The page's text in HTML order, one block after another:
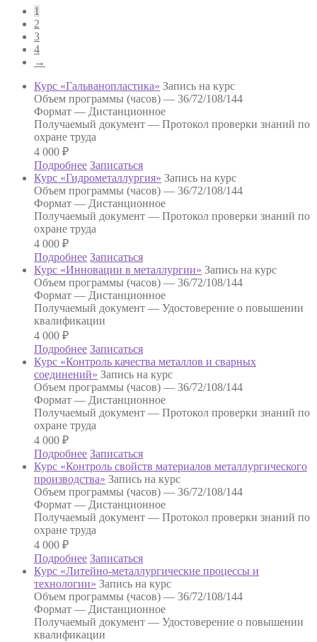
1
2
3
4
→
Курс «Гальванопластика» Запись на курс
Объем программы (часов) — 36/72/108/144
Формат — Дистанционное
Получаемый документ — Протокол проверки знаний по
охране труда
4 000 ₽
Подробнее Записаться
Курс «Гидрометаллургия» Запись на курс
Объем программы (часов) — 36/72/108/144
Формат — Дистанционное
Получаемый документ — Протокол проверки знаний по
охране труда
4 000 ₽
Подробнее Записаться
Курс «Инновации в металлургии» Запись на курс
Объем программы (часов) — 36/72/108/144
Формат — Дистанционное
Получаемый документ — Удостоверение о повышении
квалификации
4 000 ₽
Подробнее Записаться
Курс «Контроль качества металлов и сварных
соединений» Запись на курс
Объем программы (часов) — 36/72/108/144
Формат — Дистанционное
Получаемый документ — Протокол проверки знаний по
охране труда
4 000 ₽
Подробнее Записаться
Курс «Контроль свойств материалов металлургического
производства» Запись на курс
Объем программы (часов) — 36/72/108/144
Формат — Дистанционное
Получаемый документ — Протокол проверки знаний по
охране труда
4 000 ₽
Подробнее Записаться
Курс «Литейно-металлургические процессы и
технологии» Запись на курс
Объем программы (часов) — 36/72/108/144
Формат — Дистанционное
Получаемый документ — Удостоверение о повышении
квалификации